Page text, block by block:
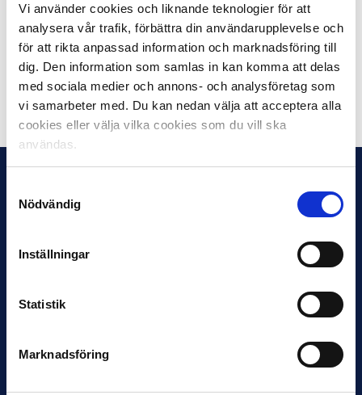
Vi använder cookies och liknande teknologier för att
analysera vår trafik, förbättra din användarupplevelse och
för att rikta anpassad information och marknadsföring till
dig. Den information som samlas in kan komma att delas
med sociala medier och annons- och analysföretag som
vi samarbeter med. Du kan nedan välja att acceptera alla
cookies eller välja vilka cookies som du vill ska
användas.
Nödvändig
Inställningar
Statistik
Marknadsföring
indelat i tre områden – fotboll, samhälle och supportrar.
Syftet är att utveckla fotbollen i Boråsregionen och att
arbeta för ett bättre samhälle.
Dela på Facebook Dela på Twitter